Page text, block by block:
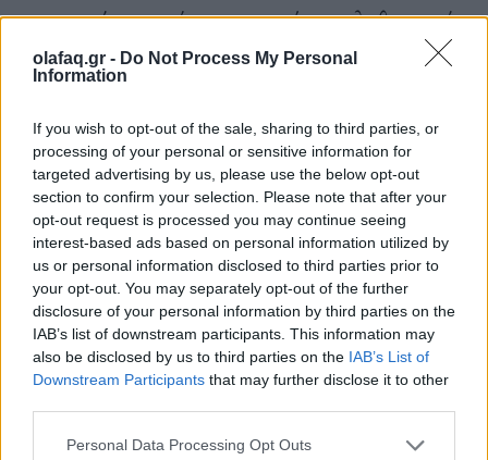
olafaq.gr - Do Not Process My Personal
Information
If you wish to opt-out of the sale, sharing to third parties, or
processing of your personal or sensitive information for
targeted advertising by us, please use the below opt-out
section to confirm your selection. Please note that after your
opt-out request is processed you may continue seeing
interest-based ads based on personal information utilized by
us or personal information disclosed to third parties prior to
your opt-out. You may separately opt-out of the further
disclosure of your personal information by third parties on the
IAB’s list of downstream participants. This information may
also be disclosed by us to third parties on the IAB’s List of
Downstream Participants that may further disclose it to other
Personal Data Processing Opt Outs
μετριασμό του αντίκτυπου που έχει ο πληθωρισμός.
Από στοιχεία που συγκέντρωσε προκύπτει ότι σε 17
χώρες του εφαρμόσθηκε πέρυσι αυτόματη
αναπροσαρμογή του συστήματος φορολογίας
εισοδήματος φυσικών προσώπων, ενώ σε 21 χώρες η
προσαρμογή ήταν στη διακριτική ευχέρειά τους. Οι
περισσότερες χώρες προχώρησαν σε προσαρμογή
των ασφαλιστικών εισφορών και οι μισές σε
προσαρμογή των επιδομάτων.
Πηγή: ΑΠΕ-ΜΠΕ